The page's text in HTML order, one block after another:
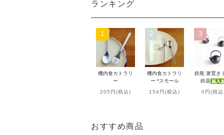
ランキング
1
機内食カトラリ
ー
205円(税込)
2
機内食カトラリ
ー *スモール
154円(税込)
3
鉄瓶 箸置き
鉄器
0円(税
おすすめ商品